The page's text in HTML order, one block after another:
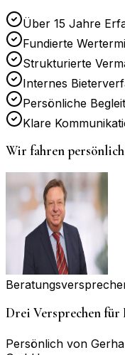
Über 15 Jahre
Fundierte
Strukturierte
Internes
Persönliche
Klare
Wir fahren persönlich
Drei Versprechen für
Persönlich von